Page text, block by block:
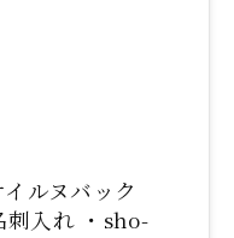
ルヌバック
刺入れ ・sho-